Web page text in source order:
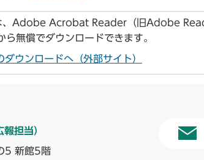
、Adobe Acrobat Reader（旧Adobe
無償でダウンロードできます。
ウンロードへ（外部サイト）
担当）
5 新館5階